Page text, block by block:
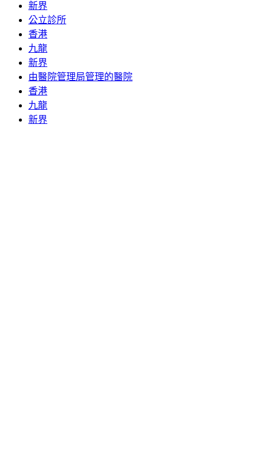
新界
公立診所
香港
九龍
新界
由醫院管理局管理的醫院
香港
九龍
新界